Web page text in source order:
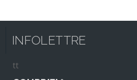
INFOLETTRE
tt